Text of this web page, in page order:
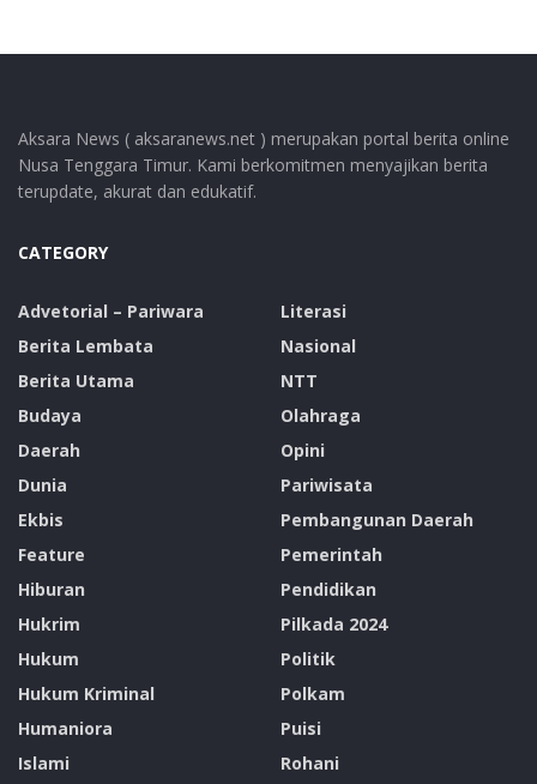
Aksara News ( aksaranews.net ) merupakan portal berita online
Nusa Tenggara Timur. Kami berkomitmen menyajikan berita
terupdate, akurat dan edukatif.
CATEGORY
Advetorial – Pariwara
Berita Lembata
Berita Utama
Budaya
Daerah
Dunia
Ekbis
Feature
Hiburan
Hukrim
Hukum
Hukum Kriminal
Humaniora
Islami
Literasi
Nasional
NTT
Olahraga
Opini
Pariwisata
Pembangunan Daerah
Pemerintah
Pendidikan
Pilkada 2024
Politik
Polkam
Puisi
Rohani